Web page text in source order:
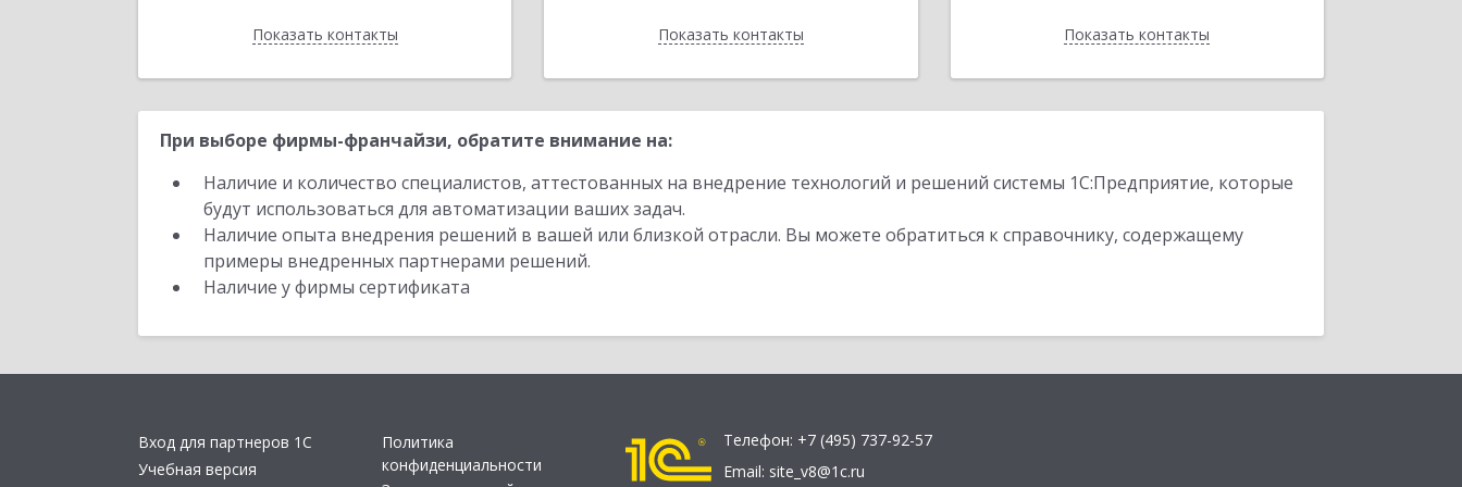
Показать контакты
Назад Показать контакты
Назад Показать контакты
Назад
При выборе фирмы-франчайзи, обратите внимание на:
Наличие и количество специалистов, аттестованных на внедрение технологий и решений системы 1С:Предприятие, которые
будут использоваться для автоматизации ваших задач.
Наличие опыта внедрения решений в вашей или близкой отрасли. Вы можете обратиться к справочнику, содержащему
примеры внедренных партнерами решений.
Наличие у фирмы сертификата
Вход для партнеров 1С
Учебная версия
Политика
конфиденциальности
Телефон: +7 (495) 737-92-57
Email: site_v8@1c.ru